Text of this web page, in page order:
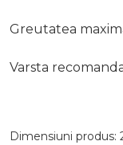
Greutatea
Varsta
Dimensiuni produs: